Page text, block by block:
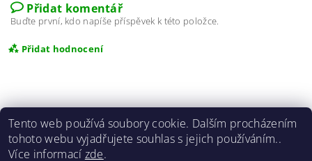
Přidat komentář
Buďte první, kdo napíše příspěvek k této položce.
Přidat hodnocení
Doprava | Kontakty Obchodní podmínky
Tento web používá soubory cookie. Dalším procházením
tohoto webu vyjadřujete souhlas s jejich používáním..
Více informací zde.